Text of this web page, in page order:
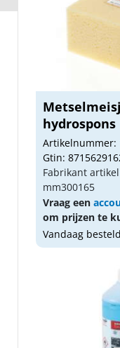
hydrospons
Artikelnummer:
Gtin:
Fabrikant
mm300165
Vraag een
om prijzen te
Vandaag